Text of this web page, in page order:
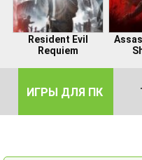
Resident Evil
Requiem
ИГРЫ ДЛЯ ПК